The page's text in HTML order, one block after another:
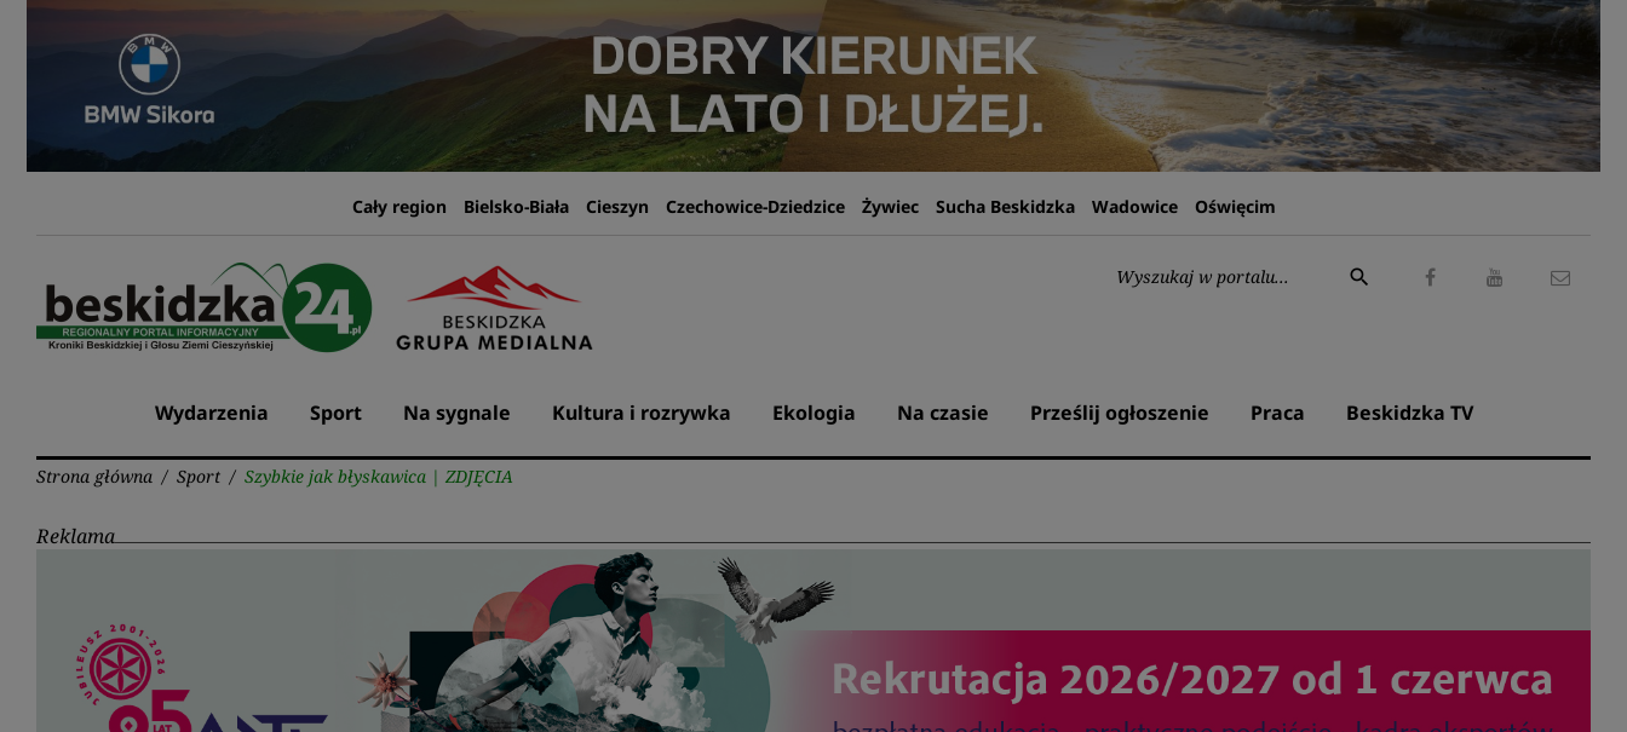
Przejdź
Cały region Bielsko-Biała Cieszyn Czechowice-Dziedzice Żywiec Sucha Beskidzka Wadowice Oświęcim
Wyszukaj:
search
Wydarzenia Sport Na sygnale Kultura i rozrywka Ekologia Na czasie Prześlij ogłoszenie Praca Beskidzka TV
Strona główna / Sport / Szybkie jak błyskawica | ZDJĘCIA
Reklama